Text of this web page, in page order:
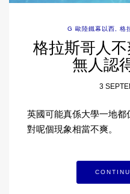
G 歐陸鐵幕以西 格
格拉斯哥人不
無人認
3
英國可能真係大學一地都
對呢個現象相當不爽。